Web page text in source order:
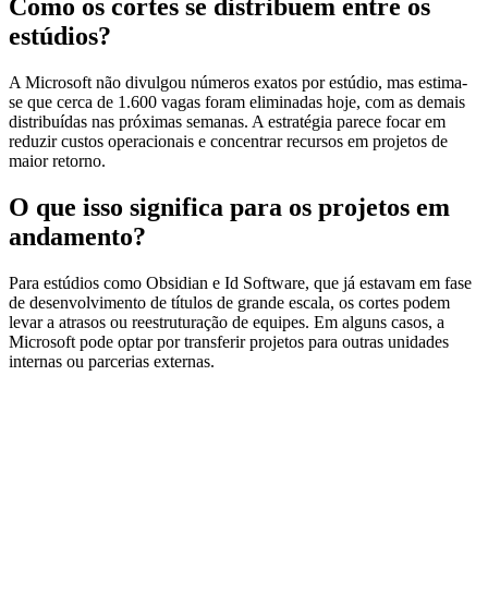
Como os cortes se distribuem entre os
estúdios?
A Microsoft não divulgou números exatos por estúdio, mas estima-
se que cerca de 1.600 vagas foram eliminadas hoje, com as demais
distribuídas nas próximas semanas. A estratégia parece focar em
reduzir custos operacionais e concentrar recursos em projetos de
maior retorno.
O que isso significa para os projetos em
andamento?
Para estúdios como Obsidian e Id Software, que já estavam em fase
de desenvolvimento de títulos de grande escala, os cortes podem
levar a atrasos ou reestruturação de equipes. Em alguns casos, a
Microsoft pode optar por transferir projetos para outras unidades
internas ou parcerias externas.